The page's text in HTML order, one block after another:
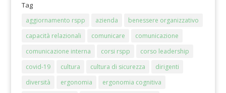
Tag
aggiornamento rspp azienda
benessere organizzativo
capacità relazionali
comunicare
comunicazione
comunicazione interna
corsi rspp
corso leadership
covid-19
cultura cultura di sicurezza
dirigenti
diversità
ergonomia
ergonomia cognitiva